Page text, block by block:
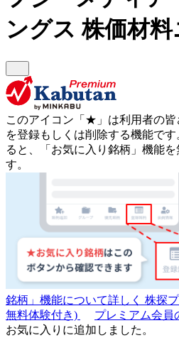
ングス株価材
このアイコン 「★」 は利用者の皆
を登録もしくは削除する機能です
ると、「お気に入り銘柄」機能
す。
銘柄」機能について詳しく 株探
無料体験付き)
プレミアム会員
お気に入りに追加しました。